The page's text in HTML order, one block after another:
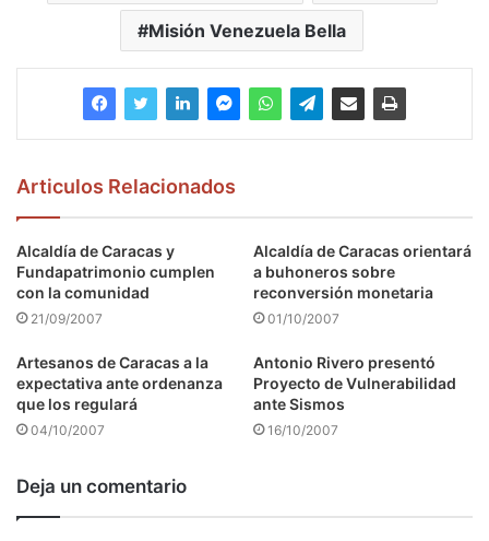
Misión Venezuela Bella
Articulos Relacionados
Alcaldía de Caracas y
Fundapatrimonio cumplen
con la comunidad
21/09/2007
Alcaldía de Caracas orientará
a buhoneros sobre
reconversión monetaria
01/10/2007
Artesanos de Caracas a la
expectativa ante ordenanza
que los regulará
04/10/2007
Antonio Rivero presentó
Proyecto de Vulnerabilidad
ante Sismos
16/10/2007
Deja un comentario